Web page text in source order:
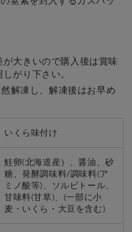
大きいので購入後は賞味
がり下さい。
解凍し、解凍後はお早め
いくら味付け
鮭卵(北海道産）、醤油、砂
糖、発酵調味料/調味料(ア
ミノ酸等)、ソルビトール、
甘味料(甘草)、(一部に小
麦・いくら・大豆を含む)